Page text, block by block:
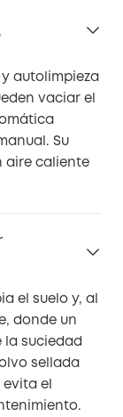
autolimpieza
vaciar el
Su
aire caliente
el suelo y, al
donde un
la suciedad
sellada
el